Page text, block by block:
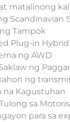
matalinong
Scandinavian
Tampok
Plug-in Hybrid
ng AWD
ng
ng
na Kagustuhan
sa
para sa